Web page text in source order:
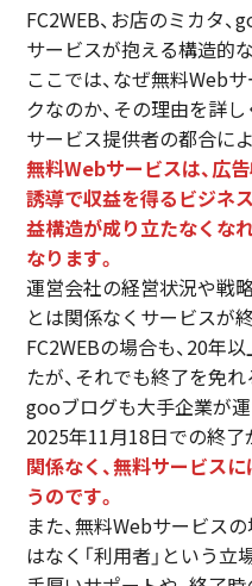
FC2WEB、お店のミカタ
サービスが抱える構造的
ここでは、なぜ無料Web
クなのか、その理由を詳し
サービス提供者の都合に
無料Webサービスは、広
誘導で収益を得るビジネ
益構造が成り立たなくな
なります。
運営会社の経営状況や戦
とは関係なくサービスが
FC2WEBの場合も、20年
たが、それでも終了を免
gooブログも大手企業が
2025年11月18日での終了
関係なく、無料サービス
うのです。
また、無料Webサービスの
はなく「利用者」という